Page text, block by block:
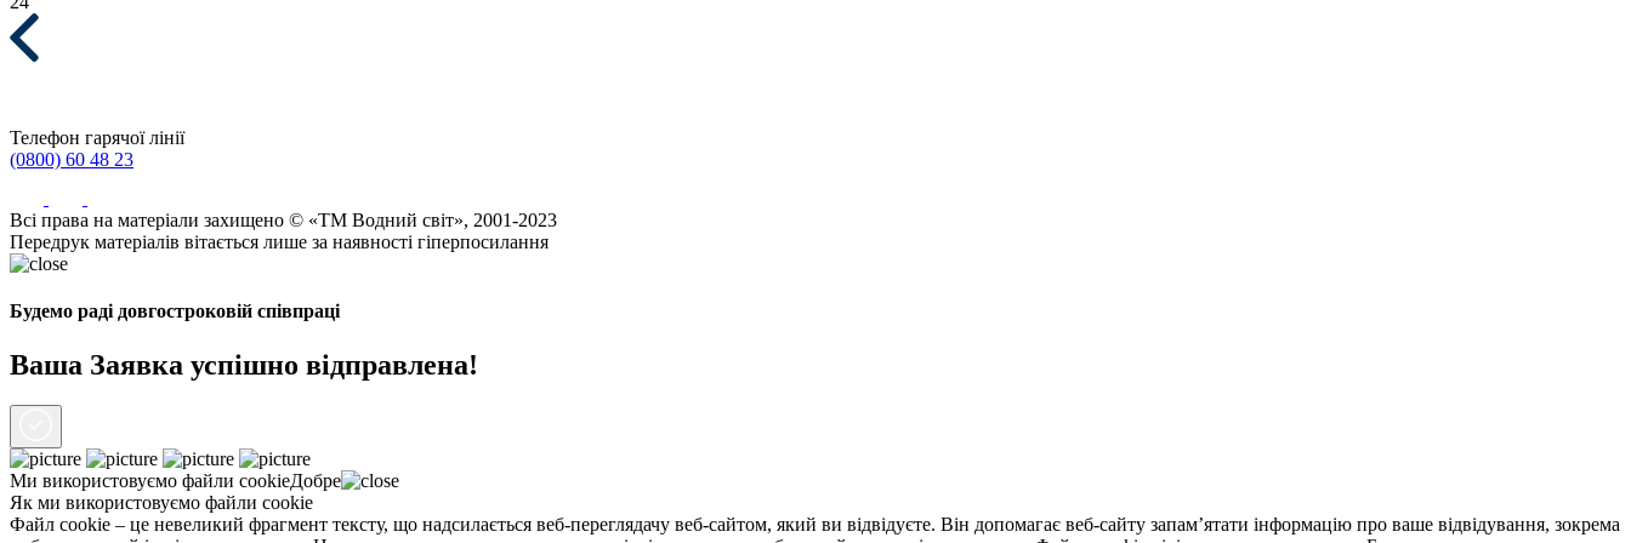
Телефон гарячої лінії
(0800) 60 48 23
Всі права на матеріали захищено © «ТМ Водний світ», 2001-2023
Передрук матеріалів вітається лише за наявності гіперпосилання
Будемо раді довгостроковій співпраці
Ваша Заявка успішно відправлена!
Ми використовуємо файли cookieДобре
Як ми використовуємо файли cookie
Файл cookie – це невеликий фрагмент тексту, що надсилається веб-переглядачу веб-сайтом, який ви відвідуєте. Він допомагає веб-сайту запам’ятати інформацію про ваше відвідування, зокрема